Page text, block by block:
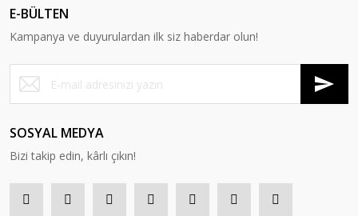
E-BÜLTEN
Kampanya ve duyurulardan ilk siz haberdar olun!
SOSYAL MEDYA
Bizi takip edin, kârlı çıkın!